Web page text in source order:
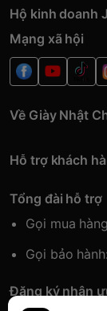
Hộ kinh doanh
Mạng xã hội
Về Giày Nhật
Hỗ trợ khách
Tổng đài hỗ trợ
Gọi mua
Gọi bảo
Đăng ký nhận